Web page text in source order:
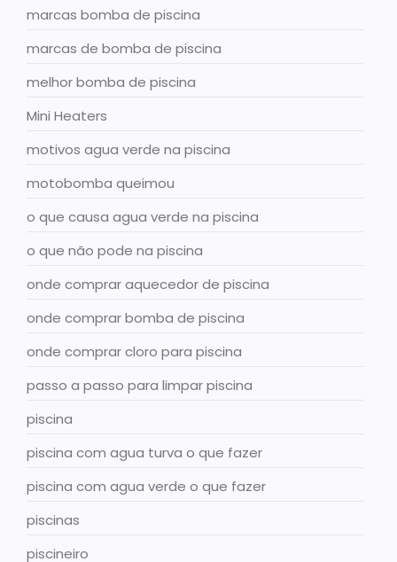
marcas bomba de piscina
marcas de bomba de piscina
melhor bomba de piscina
Mini Heaters
motivos agua verde na piscina
motobomba queimou
o que causa agua verde na piscina
o que não pode na piscina
onde comprar aquecedor de piscina
onde comprar bomba de piscina
onde comprar cloro para piscina
passo a passo para limpar piscina
piscina
piscina com agua turva o que fazer
piscina com agua verde o que fazer
piscinas
piscineiro